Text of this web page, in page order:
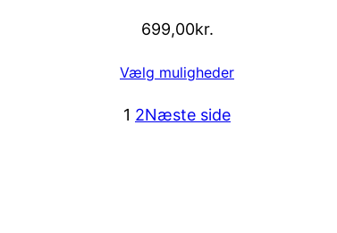
699,00kr.
Vælg muligheder
1 2Næste side